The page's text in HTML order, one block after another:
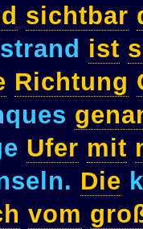
sichtbar
ist
Richtung
Ufer mit
Die
vom